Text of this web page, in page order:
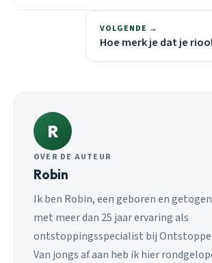
VOLGENDE →
Hoe merk je dat je
R
OVER DE AUTEUR
Robin
Ik ben Robin, een geboren en
met meer dan 25 jaar ervaring als
ontstoppingsspecialist bij
Van jongs af aan heb ik hier